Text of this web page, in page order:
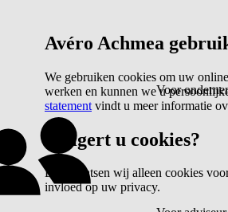
Voor
Avéro Achmea
We gebruiken cookies om uw
werken en kunnen we u
statement vindt u meer informatie
Weigert u cookies?
Dan plaatsen wij alleen cookies
invloed op uw privacy.